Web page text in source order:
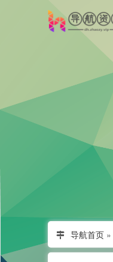
导航首页 »